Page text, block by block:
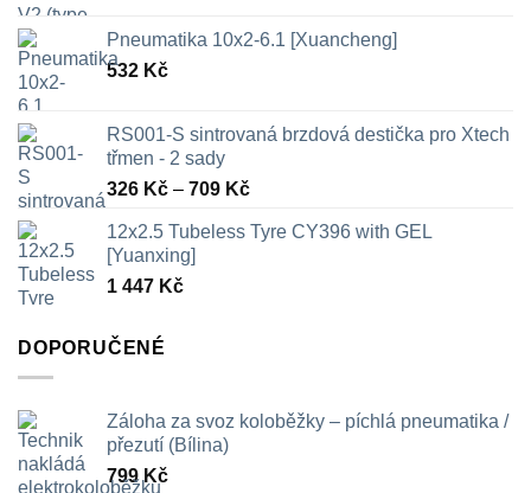
Pneumatika 10x2-6.1 [Xuancheng]
532 Kč
RS001-S sintrovaná brzdová destička pro Xtech
třmen - 2 sady
326 Kč – 709 KčRozpětí
326 Kč
12x2.5 Tubeless Tyre CY396 with GEL
[Yuanxing]
1 447 Kč
DOPORUČENÉ
Záloha za svoz koloběžky – píchlá pneumatika /
přezutí (Bílina)
799Kč